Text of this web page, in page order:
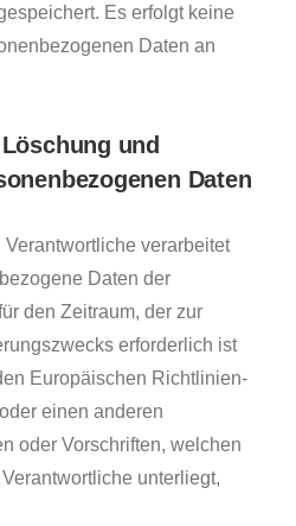
Es erfolgt keine
Daten an
und
Daten
verarbeitet
Daten der
den Zeitraum, der zur
erforderlich ist
Europäischen Richtlinien-
einen anderen
oder Vorschriften, welchen
unterliegt,